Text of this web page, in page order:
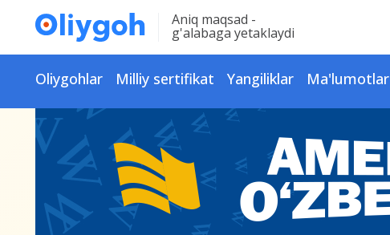
Aniq maqsad -
g'alabaga yetaklaydi
Oliygohlar Milliy sertifikat Yangiliklar Ma'lumotlar